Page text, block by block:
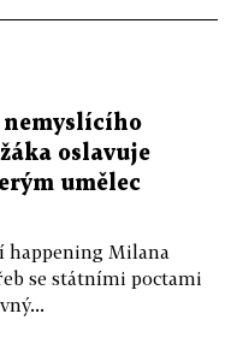
nemyslícího
oslavuje
umělec
happening Milana
se státními poctami